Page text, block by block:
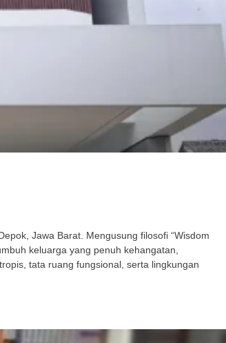
Jawa Barat. Mengusung filosofi “Wisdom
keluarga yang penuh kehangatan,
tata ruang fungsional, serta lingkungan